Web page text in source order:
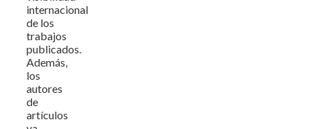
internacional
de los
trabajos
publicados.
Además,
los
autores
de
artículos